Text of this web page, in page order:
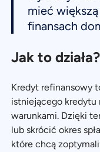
mieć
finansach
Jak to działa?
Kredyt refinansowy
istniejącego kredytu
warunkami. Dzięki
lub skrócić okres
które chcą